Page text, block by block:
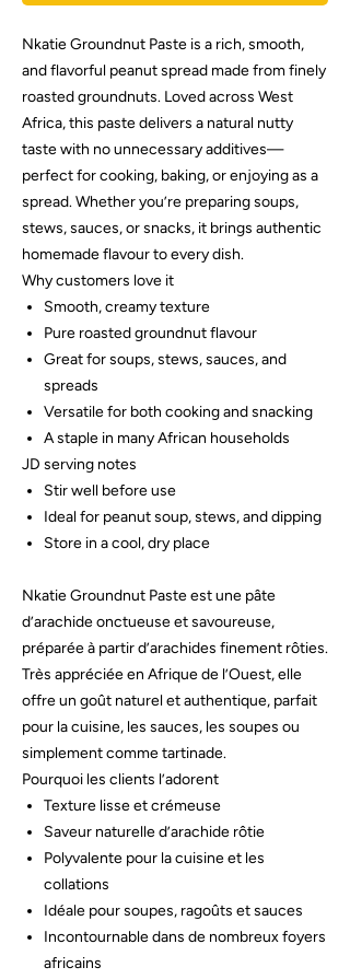
Nkatie Groundnut Paste is a rich, smooth,
and flavorful peanut spread made from finely
roasted groundnuts. Loved across West
Africa, this paste delivers a natural nutty
taste with no unnecessary additives—
perfect for cooking, baking, or enjoying as a
spread. Whether you’re preparing soups,
stews, sauces, or snacks, it brings authentic
homemade flavour to every dish.
Why customers love it
Smooth, creamy texture
Pure roasted groundnut flavour
Great for soups, stews, sauces, and
spreads
Versatile for both cooking and snacking
A staple in many African households
JD serving notes
Stir well before use
Ideal for peanut soup, stews, and dipping
Store in a cool, dry place
Nkatie Groundnut Paste est une pâte
d’arachide onctueuse et savoureuse,
préparée à partir d’arachides finement rôties.
Très appréciée en Afrique de l’Ouest, elle
offre un goût naturel et authentique, parfait
pour la cuisine, les sauces, les soupes ou
simplement comme tartinade.
Pourquoi les clients l’adorent
Texture lisse et crémeuse
Saveur naturelle d’arachide rôtie
Polyvalente pour la cuisine et les
collations
Idéale pour soupes, ragoûts et sauces
Incontournable dans de nombreux foyers
africains